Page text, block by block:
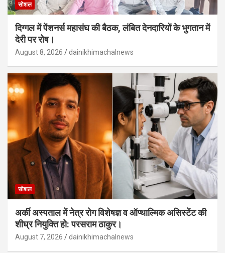
सोशल
दिग्गल में पेंशनर्स महासंघ की बैठक, लंबित देनदारियों के भुगतान में
देरी पर रोष।
August 8, 2026 dainikhimachalnews
सोशल
अर्की अस्पताल में नेत्र रोग विशेषज्ञ व ऑप्थाल्मिक असिस्टेंट की
शीघ्र नियुक्ति हो: परसराम ठाकुर।
August 7, 2026 dainikhimachalnews